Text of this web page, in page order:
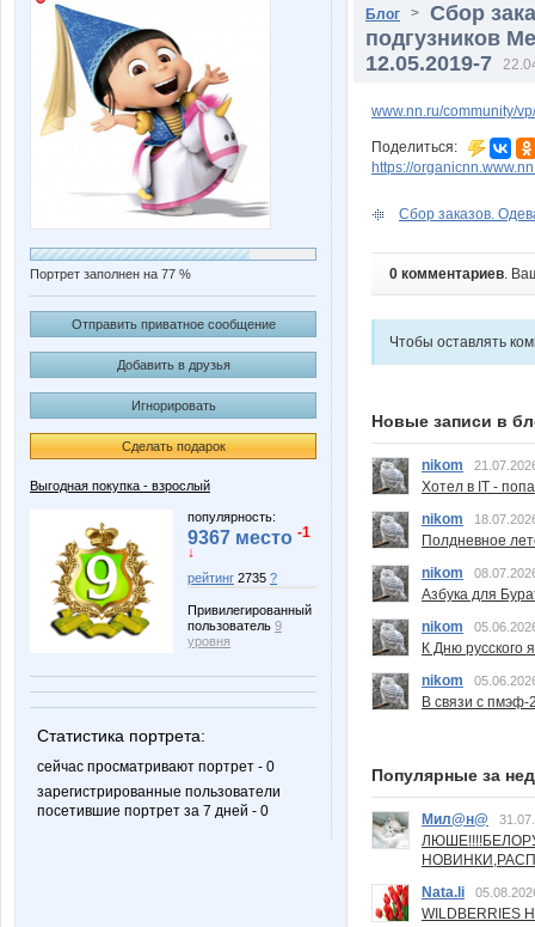
Портрет заполнен на 77 %
Отправить приватное сообщение
Добавить в друзья
Игнорировать
Сделать подарок
Выгодная покупка - взрослый
популярность:
9367 место -1
↓
рейтинг 2735 ?
Привилегированный
пользователь 9
уровня
Статистика портрета:
сейчас просматривают портрет - 0
зарегистрированные пользователи
посетившие портрет за 7 дней - 0
Блог > Сбор
подгузников
12.05.2019-7
www.nn.ru/community/
Поделиться:
https://
Сбор заказов.
0 комментариев.
Чтобы оставлять
Новые записи в
nikom
Хотел в IT -
nikom
Полдневное
nikom
Азбука для
nikom
К Дню русского
nikom
В связи с пмэф-
Популярные за
Мил@н@
Nata.li